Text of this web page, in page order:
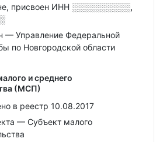
присвоен ИНН ░░░░░░░░░░,
— Управление Федеральной
по Новгородской области
и среднего
(МСП)
в реестр 10.08.2017
— Субъект малого